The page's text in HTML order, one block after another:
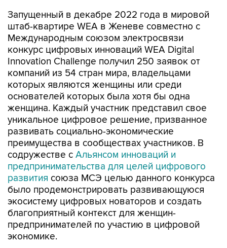
Запущенный в декабре 2022 года в мировой
штаб-квартире WEA в Женеве совместно с
Международным союзом электросвязи
конкурс цифровых инноваций WEA Digital
Innovation Challenge получил 250 заявок от
компаний из 54 стран мира, владельцами
которых являются женщины или среди
основателей которых была хотя бы одна
женщина. Каждый участник представил свое
уникальное цифровое решение, призванное
развивать социально-экономические
преимущества в сообществах участников. В
содружестве с Альянсом инноваций и
предпринимательства для целей цифрового
развития союза МСЭ целью данного конкурса
было продемонстрировать развивающуюся
экосистему цифровых новаторов и создать
благоприятный контекст для женщин-
предпринимателей по участию в цифровой
экономике.